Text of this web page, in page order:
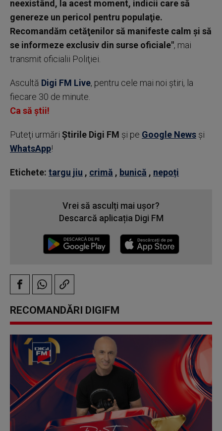
neexistând, la acest moment, indicii care să
genereze un pericol pentru populaţie.
Recomandăm cetăţenilor să manifeste calm şi să
se informeze exclusiv din surse oficiale", mai
transmit oficialii Poliţiei.
Ascultă Digi FM Live, pentru cele mai noi știri, la
fiecare 30 de minute.
Ca să știi!
Puteţi urmări Știrile Digi FM şi pe Google News şi
WhatsApp!
Etichete: targu jiu , crimă , bunică , nepoți
Vrei să asculți mai ușor?
Descarcă aplicația Digi FM
RECOMANDĂRI DIGIFM